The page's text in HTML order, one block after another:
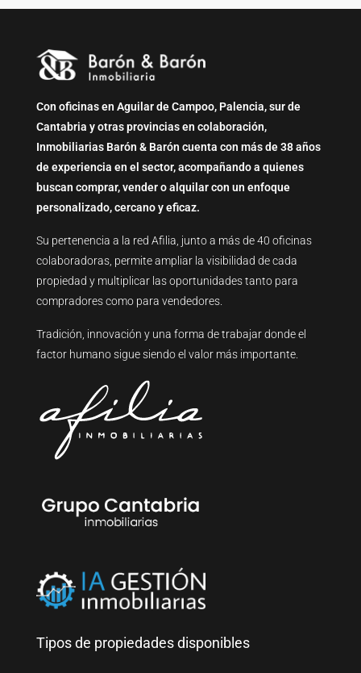
Con oficinas en Aguilar de Campoo, Palencia, sur de
Cantabria y otras provincias en colaboración,
Inmobiliarias Barón & Barón cuenta con más de 38 años
de experiencia en el sector, acompañando a quienes
buscan comprar, vender o alquilar con un enfoque
personalizado, cercano y eficaz.
Su pertenencia a la red Afilia, junto a más de 40 oficinas
colaboradoras, permite ampliar la visibilidad de cada
propiedad y multiplicar las oportunidades tanto para
compradores como para vendedores.
Tradición, innovación y una forma de trabajar donde el
factor humano sigue siendo el valor más importante.
Tipos de propiedades disponibles